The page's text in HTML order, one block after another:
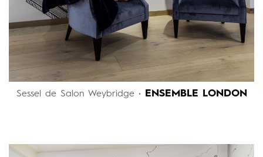
Sessel de Salon Weybridge • ENSEMBLE LONDON